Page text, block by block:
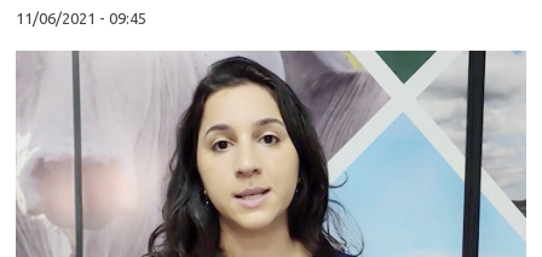
11/06/2021 - 09:45